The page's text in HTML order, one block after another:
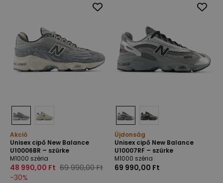
Akció
Unisex cipő New Balance
U10006BR – szürke
M1000 széria
48 990,00 Ft 69 990,00 Ft
-30%
Újdonság
Unisex cipő New Balance
U10007RF – szürke
M1000 széria
69 990,00 Ft